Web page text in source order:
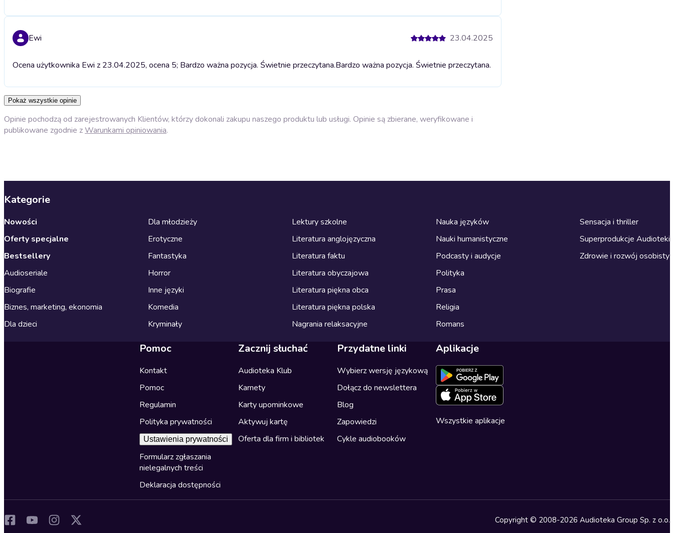
Ewi 23.04.2025
Ocena użytkownika Ewi z 23.04.2025, ocena 5; Bardzo ważna pozycja. Świetnie przeczytana.Bardzo ważna pozycja. Świetnie przeczytana.
Pokaż wszystkie opinie
Opinie pochodzą od zarejestrowanych Klientów, którzy dokonali zakupu naszego produktu lub usługi. Opinie są zbierane, weryfikowane i
publikowane zgodnie zWarunkami opiniowania.
Kategorie
Nowości
Oferty specjalne
Bestsellery
Audioseriale
Biografie
Biznes, marketing, ekonomia
Dla dzieci
Dla młodzieży
Erotyczne
Fantastyka
Horror
Inne języki
Komedia
Kryminały
Lektury szkolne
Literatura anglojęzyczna
Literatura faktu
Literatura obyczajowa
Literatura piękna obca
Literatura piękna polska
Nagrania relaksacyjne
Nauka języków
Nauki humanistyczne
Podcasty i audycje
Polityka
Prasa
Religia
Romans
Sensacja i thriller
Superprodukcje Audioteki
Zdrowie i rozwój osobisty
Pomoc
Kontakt
Pomoc
Regulamin
Polityka prywatności
Ustawienia prywatności
Formularz zgłaszania
nielegalnych treści
Deklaracja dostępności
Zacznij słuchać
Audioteka Klub
Karnety
Karty upominkowe
Aktywuj kartę
Oferta dla firm i bibliotek
Przydatne linki
Wybierz wersję językową
Dołącz do newslettera
Blog
Zapowiedzi
Cykle audiobooków
Aplikacje
Wszystkie aplikacje
Copyright © 2008-2026 Audioteka Group Sp. z o.o.